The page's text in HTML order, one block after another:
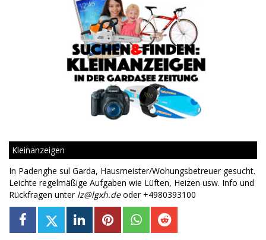
Kleinanzeigen
In Padenghe sul Garda, Hausmeister/Wohungsbetreuer gesucht.
Leichte regelmäßige Aufgaben wie Lüften, Heizen usw. Info und
Rückfragen unterlz@lgxh.deoder +4980393100